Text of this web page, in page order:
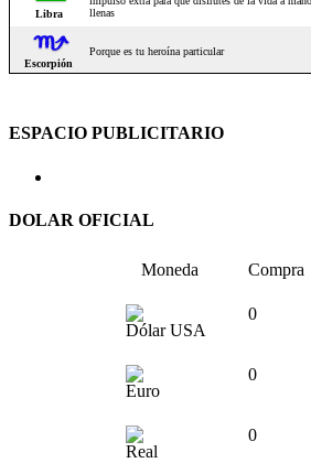
ESPACIO PUBLICITARIO
DOLAR OFICIAL
Moneda Compra
Dólar USA
0
Euro
0
Real
0